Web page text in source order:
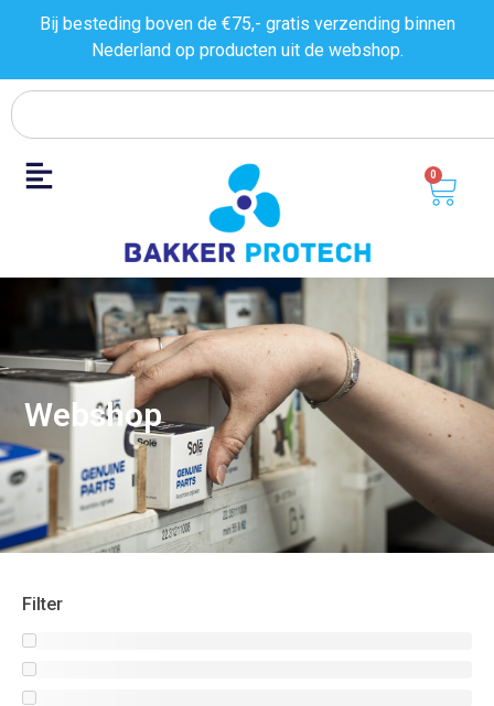
Bij besteding boven de €75,- gratis verzending binnen
Nederland op producten uit de webshop.
0
Webshop
Filter